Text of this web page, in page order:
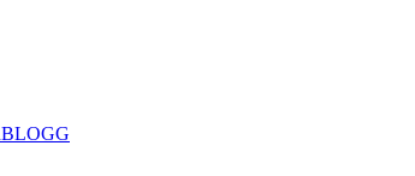
BLOGG